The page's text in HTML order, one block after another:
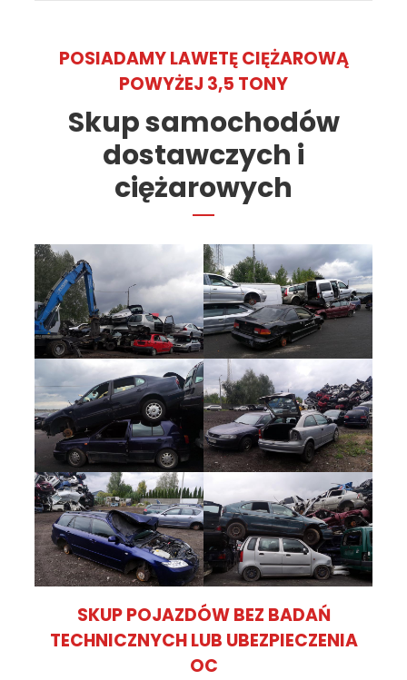
POSIADAMY LAWETĘ CIĘŻAROWĄ
POWYŻEJ 3,5 TONY
Skup samochodów
dostawczych i
ciężarowych
SKUP POJAZDÓW BEZ BADAŃ
TECHNICZNYCH LUB UBEZPIECZENIA
OC